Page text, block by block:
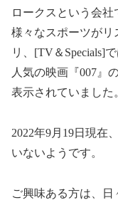
ロークスという会
様々なスポーツがリ
リ、[TV＆Specials]
人気の映画『007』
表示されていました
2022年9月19日現在
いないようです。
ご興味ある方は、日